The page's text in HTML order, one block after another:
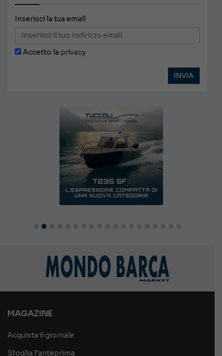
Inserisci la tua email
Accetto la privacy
MAGAZINE
Acquista il giornale
Sfoglia l’anteprima